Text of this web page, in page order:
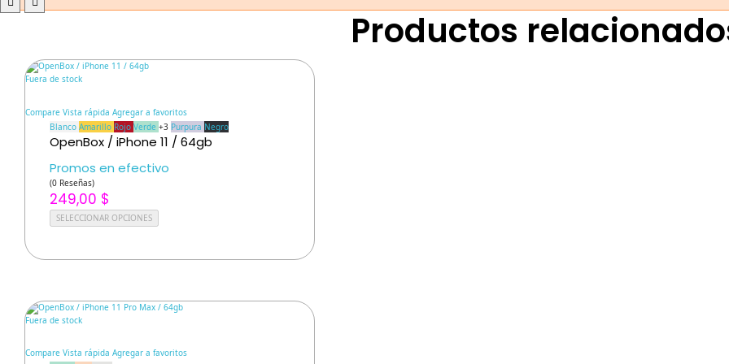
Productos
Fuera de stock
Compare Vista rápida Agregar a favoritos
Blanco Amarillo Rojo Verde +3 Purpura Negro
OpenBox / iPhone 11 / 64gb
Promos en efectivo
(0 Reseñas)
249,00 $
SELECCIONAR OPCIONES
Fuera de stock
Compare Vista rápida Agregar a favoritos